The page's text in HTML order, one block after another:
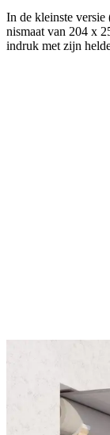
In de kleinste
nismaat van 204 x
indruk met zijn